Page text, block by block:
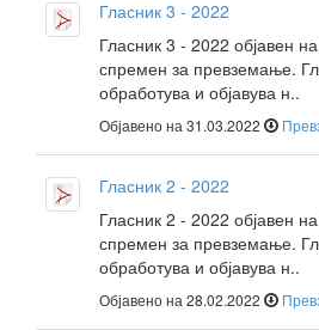
Гласник 3 - 2022
Гласник 3 - 2022 објавен
спремен за превземање.
обработува и објавува н..
Објавено на 31.03.2022
Гласник 2 - 2022
Гласник 2 - 2022 објавен
спремен за превземање.
обработува и објавува н..
Објавено на 28.02.2022